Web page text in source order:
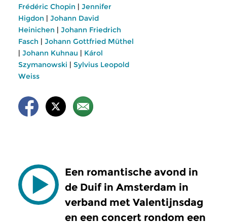
Frédéric Chopin | Jennifer
Higdon | Johann David
Heinichen | Johann Friedrich
Fasch | Johann Gottfried Müthel
| Johann Kuhnau | Károl
Szymanowski | Sylvius Leopold
Weiss
Een romantische avond in
de Duif in Amsterdam in
verband met Valentijnsdag
en een concert rondom een